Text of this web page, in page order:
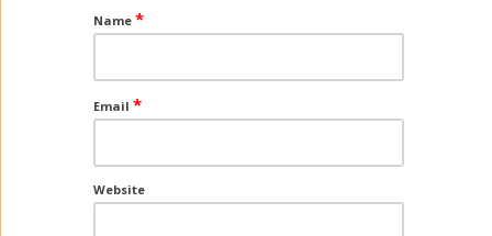
Name *
Email *
Website